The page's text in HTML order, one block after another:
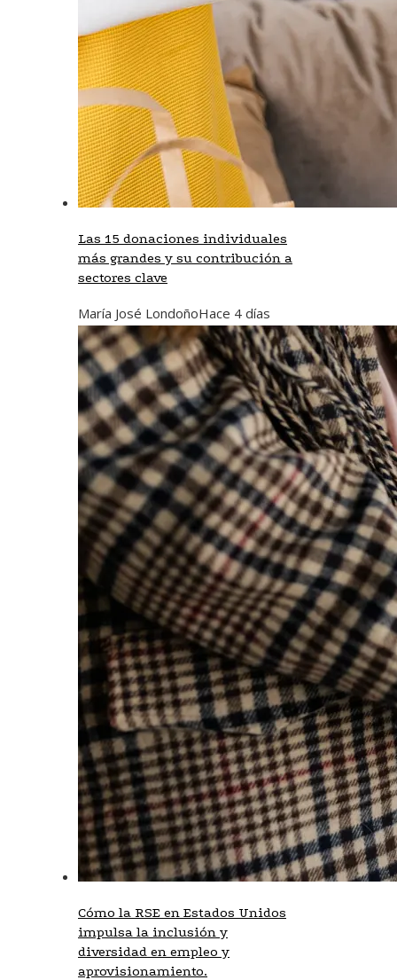
Las 15 donaciones individuales
más grandes y su contribución a
sectores clave
María José LondoñoHace 4 días
Cómo la RSE en Estados Unidos
impulsa la inclusión y
diversidad en empleo y
aprovisionamiento.